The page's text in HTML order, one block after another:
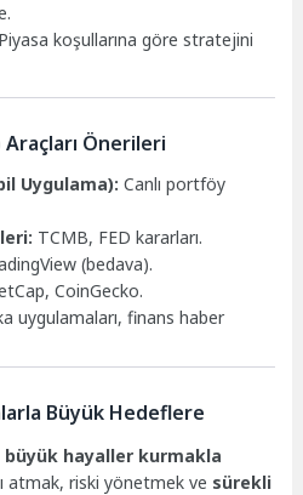
Piyasa koşullarına göre stratejini
Önerileri
Uygulama): Canlı portföy
TCMB, FED kararları.
(bedava).
CoinGecko.
uygulamaları, finans haber
Büyük Hedeflere
büyük hayaller kurmakla
atmak, riski yönetmek ve sürekli